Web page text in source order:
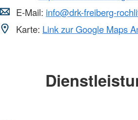
E-Mail: info@drk-freiberg-
Karte: Link zur Google Maps